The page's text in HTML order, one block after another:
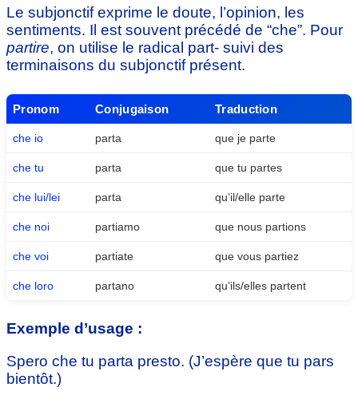
Le subjonctif exprime le doute, l’opinion, les
sentiments. Il est souvent précédé de “che”. Pour
partire, on utilise le radical part- suivi des
terminaisons du subjonctif présent.
Pronom Conjugaison Traduction
che io parta que je parte
che tu parta que tu partes
che lui/lei parta qu’il/elle parte
che noi partiamo que nous partions
che voi partiate que vous partiez
che loro partano qu’ils/elles partent
Exemple d’usage :
Spero che tu parta presto. (J’espère que tu pars
bientôt.)